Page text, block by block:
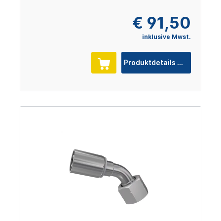
€ 91,50
inklusive Mwst.
Produktdetails